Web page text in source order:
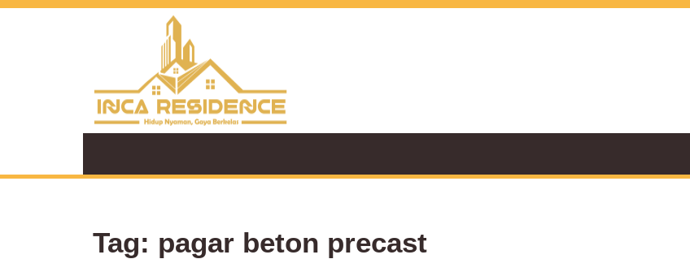
Skip
Tag: pagar beton precast